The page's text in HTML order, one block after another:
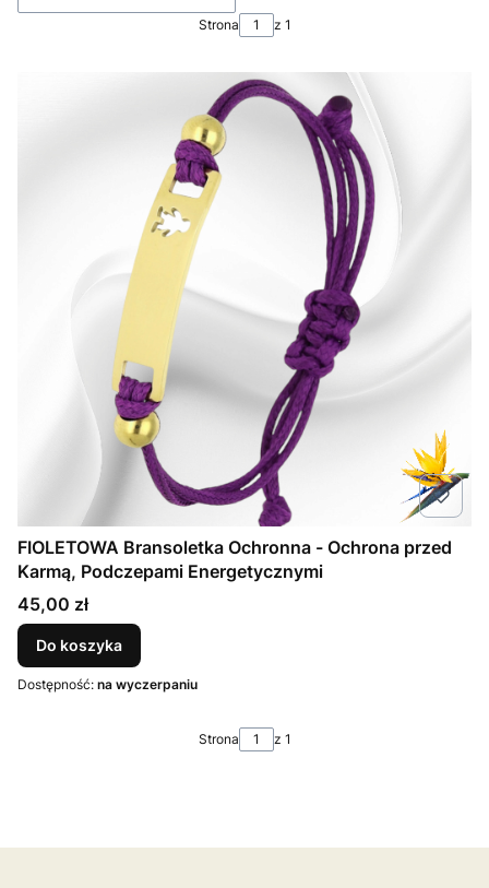
Strona z 1
FIOLETOWA Bransoletka Ochronna - Ochrona przed
Karmą, Podczepami Energetycznymi
Cena
45,00 zł
Do koszyka
Dostępność: na wyczerpaniu
Strona z 1